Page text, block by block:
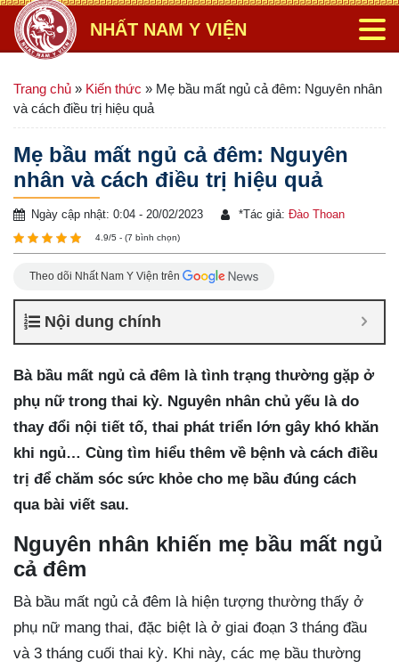
NHẤT NAM Y VIỆN
Trang chủ » Kiến thức » Mẹ bầu mất ngủ cả đêm: Nguyên nhân
và cách điều trị hiệu quả
Mẹ bầu mất ngủ cả đêm: Nguyên
nhân và cách điều trị hiệu quả
Ngày cập nhật: 0:04 - 20/02/2023 *Tác giả: Đào Thoan
4.9/5 - (7 bình chọn)
Theo dõi Nhất Nam Y Viện trên
Nội dung chính
Bà bầu mất ngủ cả đêm là tình trạng thường gặp ở
phụ nữ trong thai kỳ. Nguyên nhân chủ yếu là do
thay đổi nội tiết tố, thai phát triển lớn gây khó khăn
khi ngủ… Cùng tìm hiểu thêm về bệnh và cách điều
trị để chăm sóc sức khỏe cho mẹ bầu đúng cách
qua bài viết sau.
Nguyên nhân khiến mẹ bầu mất ngủ
cả đêm
Bà bầu mất ngủ cả đêm là hiện tượng thường thấy ở
phụ nữ mang thai, đặc biệt là ở giai đoạn 3 tháng đầu
và 3 tháng cuối thai kỳ. Khi này, các mẹ bầu thường